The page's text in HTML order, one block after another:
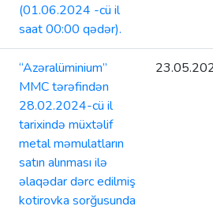
(01.06.2024 -cü il
saat 00:00 qədər).
“Azəralüminium”
MMC tərəfindən
28.02.2024-cü il
tarixində müxtəlif
metal məmulatların
satın alınması ilə
əlaqədar dərc edilmiş
kotirovka sorğusunda